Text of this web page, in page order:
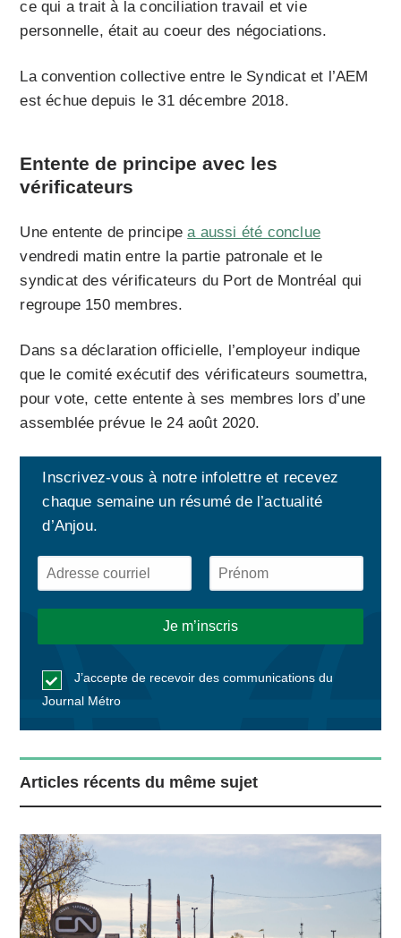
ce qui a trait à la conciliation travail et vie
personnelle, était au coeur des négociations.
La convention collective entre le Syndicat et l’AEM
est échue depuis le 31 décembre 2018.
Entente de principe avec les
vérificateurs
Une entente de principea aussi été conclue
vendredi matin entre la partie patronale et le
syndicat des vérificateurs du Port de Montréal qui
regroupe 150 membres.
Dans sa déclaration officielle, l’employeur indique
que le comité exécutif des vérificateurs soumettra,
pour vote, cette entente à ses membres lors d’une
assemblée prévue le 24 août 2020.
Inscrivez-vous à notre infolettre et recevez
chaque semaine un résumé de l’actualité
d’Anjou.
J’accepte de recevoir des communications du
Journal Métro
Articles récents du même sujet